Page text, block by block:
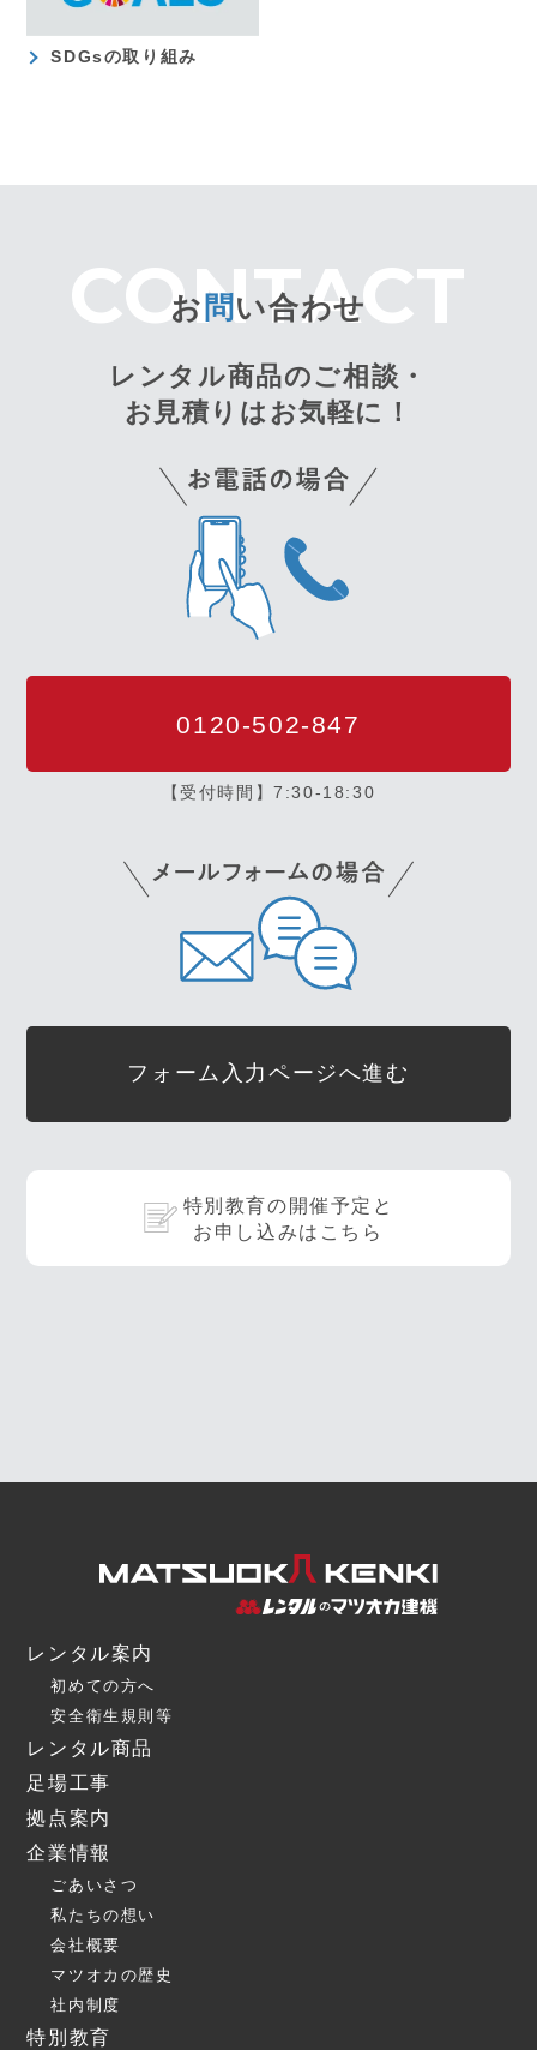
SDGsの取り組み
お 問 い合わせ
レンタル商品のご相談・
お見積りはお気軽に！
0120-502-847
【受付時間】7:30-18:30
フォーム入力ページへ進む
特別教育の開催予定と
お申し込みはこちら
レンタル案内
初めての方へ
安全衛生規則等
レンタル商品
足場工事
拠点案内
企業情報
ごあいさつ
私たちの想い
会社概要
マツオカの歴史
社内制度
特別教育